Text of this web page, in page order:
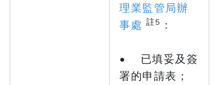
理業監管局辦
事處 註5 ：
• 已填妥及簽
署的申請表；